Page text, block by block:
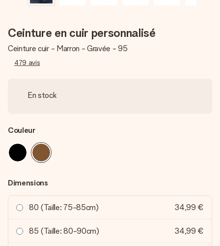
Ceinture en cuir personnalisé
Ceinture cuir - Marron - Gravée - 95
479 avis
En stock
Couleur
Dimensions
80 (Taille: 75-85cm) 34,99 €
85 (Taille: 80-90cm) 34,99 €